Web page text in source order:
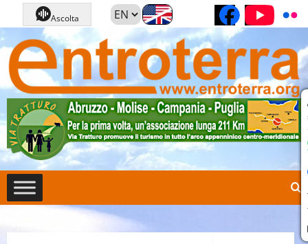
al
contenuto
Pagina
Ascolta